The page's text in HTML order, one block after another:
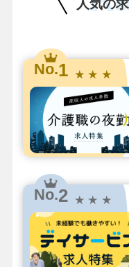
人気の
No.1 ★ ★ ★
No.2 ★ ★ ★